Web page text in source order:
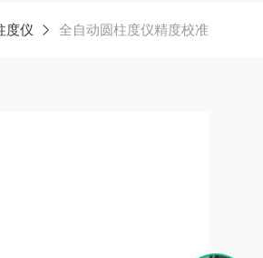
度仪 全自动圆柱度仪精度校准